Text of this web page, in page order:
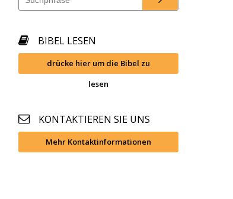
BIBEL LESEN
drücke hier um die Bibel zu
lesen
KONTAKTIEREN SIE UNS
Mehr Kontaktinformationen